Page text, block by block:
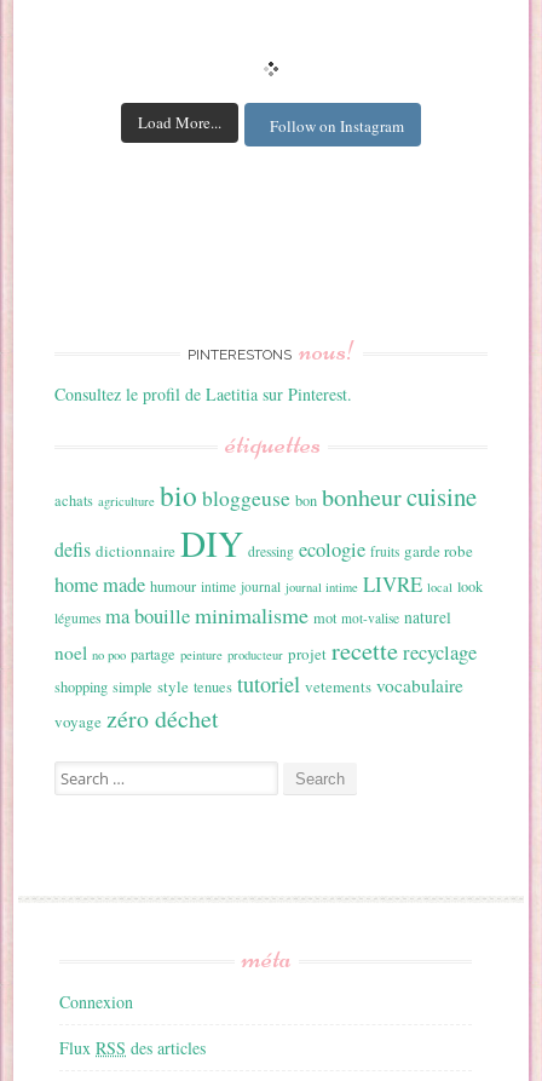
Load More... Follow on Instagram
PINTERESTONS nous!
Consultez le profil de Laetitia sur Pinterest.
étiquettes
achats agriculture bio bloggeuse bon bonheurcuisine
defis dictionnaire DIY dressing ecologie fruits garde robe
home made humour intime journal journal intime LIVRE local look
légumes ma bouilleminimalisme mot mot-valise naturel
noel no poo partage peinture producteur projet recetterecyclage
shopping simple style tenues tutoriel vetements vocabulaire
voyage zéro déchet
Search for:
méta
Connexion
FluxRSS des articles